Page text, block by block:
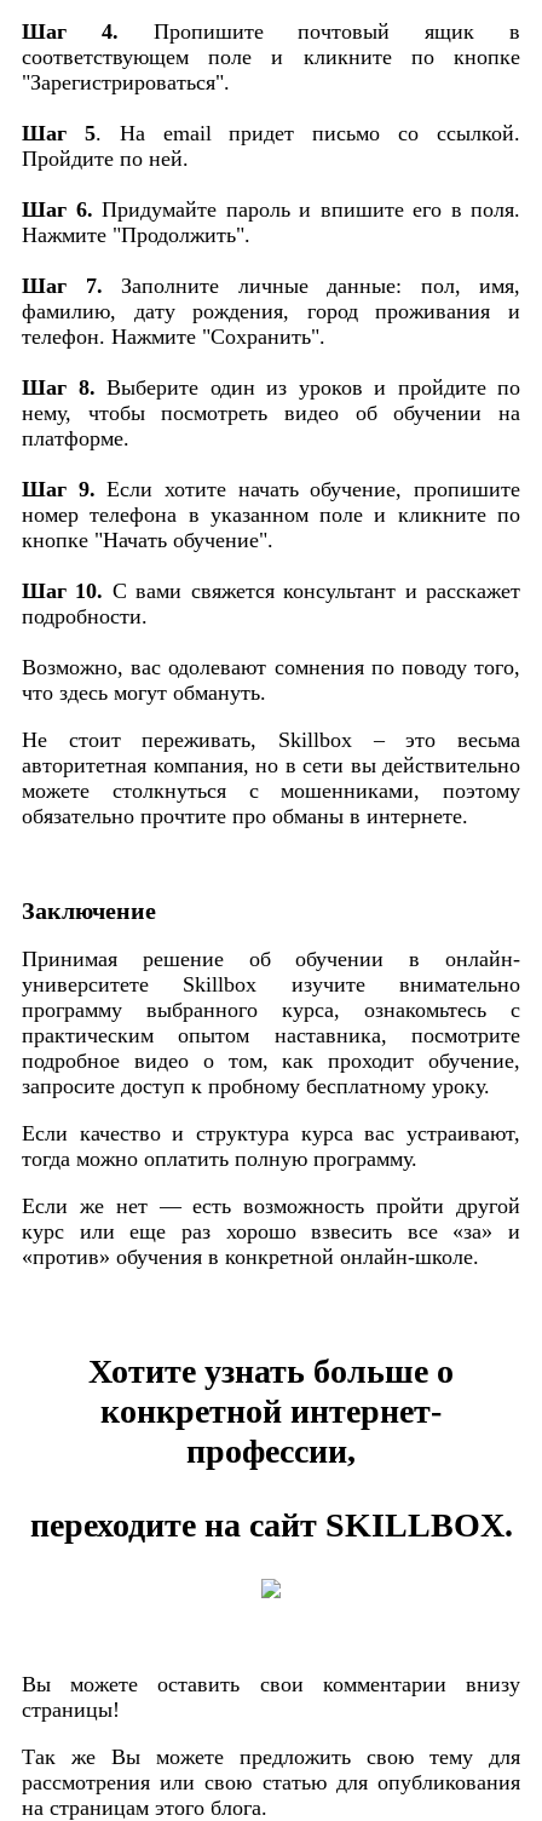
Шаг 4. Пропишите почтовый ящик в
соответствующем поле и кликните по кнопке
"Зарегистрироваться".
Шаг 5. На email придет письмо со ссылкой.
Пройдите по ней.
Шаг 6. Придумайте пароль и впишите его в поля.
Нажмите "Продолжить".
Шаг 7. Заполните личные данные: пол, имя,
фамилию, дату рождения, город проживания и
телефон. Нажмите "Сохранить".
Шаг 8. Выберите один из уроков и пройдите по
нему, чтобы посмотреть видео об обучении на
платформе.
Шаг 9. Если хотите начать обучение, пропишите
номер телефона в указанном поле и кликните по
кнопке "Начать обучение".
Шаг 10. С вами свяжется консультант и расскажет
подробности.
Возможно, вас одолевают сомнения по поводу того,
что здесь могут обмануть.
Не стоит переживать, Skillbox – это весьма
авторитетная компания, но в сети вы действительно
можете столкнуться с мошенниками, поэтому
обязательно прочтите про обманы в интернете.
Заключение
Принимая решение об обучении в онлайн-
университете Skillbox изучите внимательно
программу выбранного курса, ознакомьтесь с
практическим опытом наставника, посмотрите
подробное видео о том, как проходит обучение,
запросите доступ к пробному бесплатному уроку.
Если качество и структура курса вас устраивают,
тогда можно оплатить полную программу.
Если же нет — есть возможность пройти другой
курс или еще раз хорошо взвесить все «за» и
«против» обучения в конкретной онлайн-школе.
Хотите узнать больше о
конкретной интернет-
профессии,
переходите на сайт SKILLBOX.
Вы можете оставить свои комментарии внизу
страницы!
Так же Вы можете предложить свою тему для
рассмотрения или свою статью для опубликования
на страницам этого блога.